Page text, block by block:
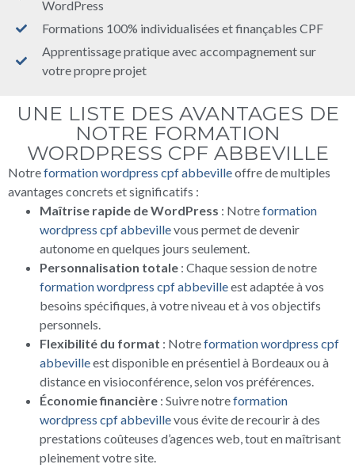
WordPress
Formations 100% individualisées et finançables CPF
Apprentissage pratique avec accompagnement sur
votre propre projet
UNE LISTE DES AVANTAGES DE
NOTRE FORMATION
WORDPRESS CPF ABBEVILLE
Notreformation wordpress cpf abbevilleoffre de multiples
avantages concrets et significatifs :
Maîtrise rapide de WordPress : Notreformation
wordpress cpf abbevillevous permet de devenir
autonome en quelques jours seulement.
Personnalisation totale : Chaque session de notre
formation wordpress cpf abbevilleest adaptée à vos
besoins spécifiques, à votre niveau et à vos objectifs
personnels.
Flexibilité du format : Notreformation wordpress cpf
abbevilleest disponible en présentiel à Bordeaux ou à
distance en visioconférence, selon vos préférences.
Économie financière : Suivre notreformation
wordpress cpf abbevillevous évite de recourir à des
prestations coûteuses d’agences web, tout en maîtrisant
pleinement votre site.